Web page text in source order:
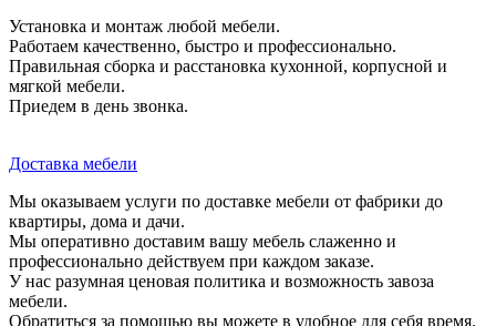
Установка и монтаж любой мебели.
Работаем качественно, быстро и профессионально.
Правильная сборка и расстановка кухонной, корпусной и
мягкой мебели.
Приедем в день звонка.
Доставка мебели
Мы оказываем услуги по доставке мебели от фабрики до
квартиры, дома и дачи.
Мы оперативно доставим вашу мебель слаженно и
профессионально действуем при каждом заказе.
У нас разумная ценовая политика и возможность завоза
мебели.
Обратиться за помощью вы можете в удобное для себя время.